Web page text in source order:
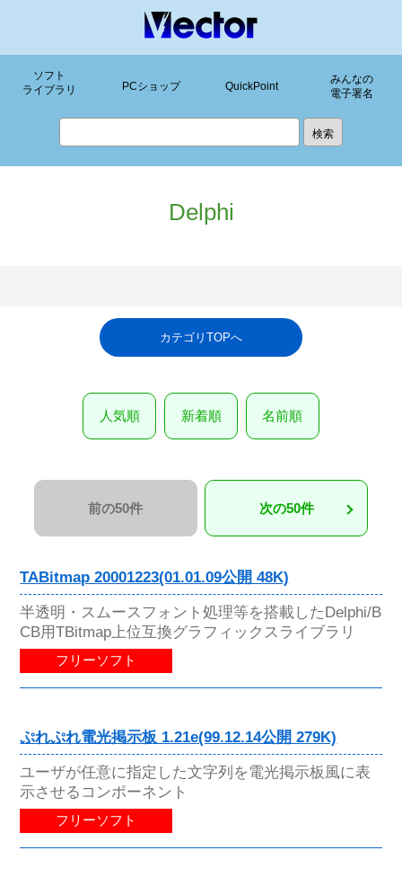
ソフト
ライブラリ
PCショップ QuickPoint
みんなの
電子署名
Delphi
カテゴリTOPへ
人気順 新着順 名前順
前の50件 次の50件
TABitmap 20001223(01.01.09公開 48K)
半透明・スムースフォント処理等を搭載したDelphi/B
CB用TBitmap上位互換グラフィックスライブラリ
フリーソフト
ぷれぷれ電光掲示板 1.21e(99.12.14公開 279K)
ユーザが任意に指定した文字列を電光掲示板風に表
示させるコンポーネント
フリーソフト